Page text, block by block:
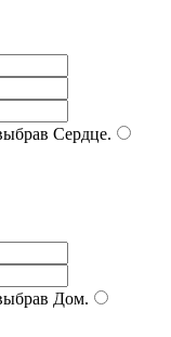
Сердце.
Дом.